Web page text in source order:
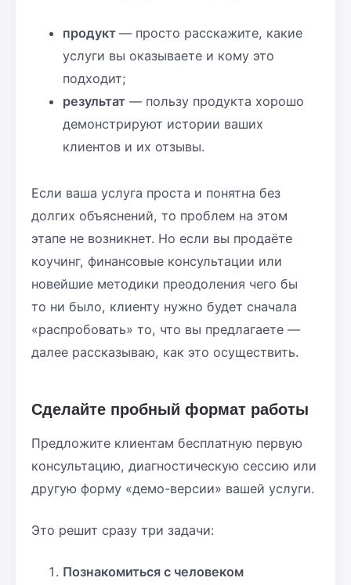
продукт — просто расскажите, какие
услуги вы оказываете и кому это
подходит;
результат — пользу продукта хорошо
демонстрируют истории ваших
клиентов и их отзывы.
Если ваша услуга проста и понятна без
долгих объяснений, то проблем на этом
этапе не возникнет. Но если вы продаёте
коучинг, финансовые консультации или
новейшие методики преодоления чего бы
то ни было, клиенту нужно будет сначала
«распробовать» то, что вы предлагаете —
далее рассказываю, как это осуществить.
Сделайте пробный формат работы
Предложите клиентам бесплатную первую
консультацию, диагностическую сессию или
другую форму «демо-версии» вашей услуги.
Это решит сразу три задачи:
Познакомиться с человеком